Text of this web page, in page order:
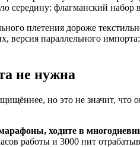
середину: флагманский
плетения дороже
параллельного
не нужна
но это не значит,
ходите в
работы и 3000 нит